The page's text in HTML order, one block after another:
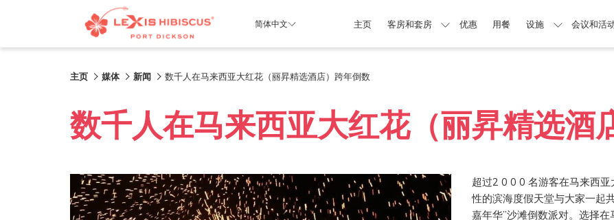
简体中文 主页 客房和套房 优惠 用餐 设施 会议和活
主页 媒体 新闻 数千人在马来西亚大红花（丽昇精选酒店）跨年倒数
数千人在马来西亚大红花（丽昇精选酒
超过2 0 0 0 名游客在马来西
性的滨海度假天堂与大家一起
嘉年华”沙滩倒数派对。选择